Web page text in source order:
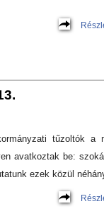
tűzoltók a
avatkoztak be:
ezek közül